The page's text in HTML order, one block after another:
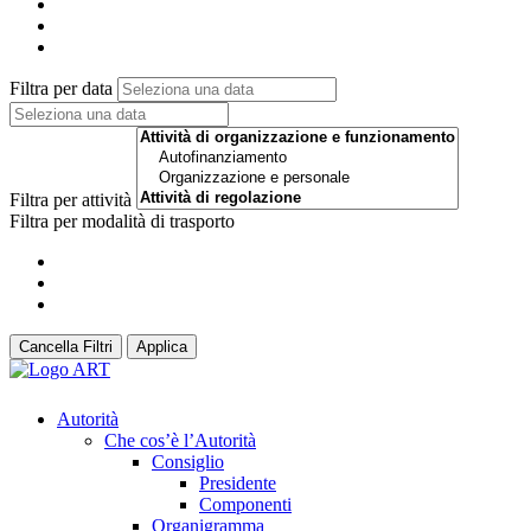
Filtra per data
Filtra per attività
Filtra per modalità di trasporto
Cancella Filtri Applica
Autorità
Che cos’è l’Autorità
Consiglio
Presidente
Componenti
Organigramma